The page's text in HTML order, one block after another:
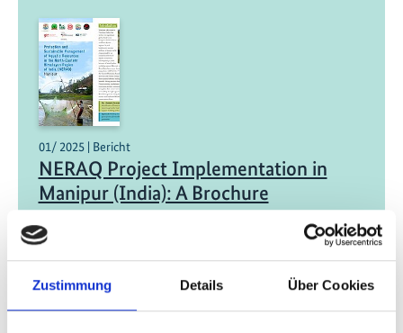
Zustimmung Details Über Cookies
01/ 2025 | Bericht
NERAQ Project Implementation in
Manipur (India): A Brochure